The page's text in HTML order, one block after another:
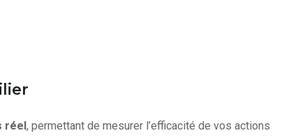
réel, permettant de mesurer l’efficacité de vos actions